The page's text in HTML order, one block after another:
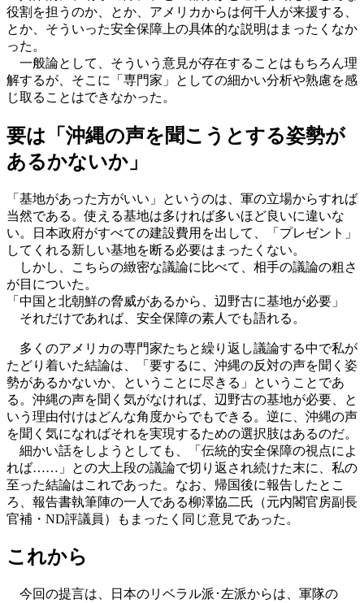
役割を担うのか、とか、アメリカからは何千人が来援する、
とか、そういった安全保障上の具体的な説明はまったくなか
った。
一般論として、そういう意見が存在することはもちろん理
解するが、そこに「専門家」としての細かい分析や熟慮を感
じ取ることはできなかった。
要は「沖縄の声を聞こうとする姿勢が
あるかないか」
「基地があった方がいい」というのは、軍の立場からすれば
当然である。使える基地は多ければ多いほど良いに違いな
い。日本政府がすべての建設費用を出して、「プレゼント」
してくれる新しい基地を断る必要はまったくない。
しかし、こちらの緻密な議論に比べて、相手の議論の粗さ
が目についた。
「中国と北朝鮮の脅威があるから、辺野古に基地が必要」
それだけであれば、安全保障の素人でも語れる。
多くのアメリカの専門家たちと繰り返し議論する中で私が
たどり着いた結論は、「要するに、沖縄の反対の声を聞く姿
勢があるかないか、ということに尽きる」ということであ
る。沖縄の声を聞く気がなければ、辺野古の基地が必要、と
いう理由付けはどんな角度からでもできる。逆に、沖縄の声
を聞く気になればそれを実現するための選択肢はあるのだ。
細かい話をしようとしても、「伝統的安全保障の視点によ
れば……」との大上段の議論で切り返され続けた末に、私の
至った結論はこれであった。なお、帰国後に報告したとこ
ろ、報告書執筆陣の一人である柳澤協二氏（元内閣官房副長
官補・ND評議員）もまったく同じ意見であった。
これから
今回の提言は、日本のリベラル派･左派からは、軍隊の